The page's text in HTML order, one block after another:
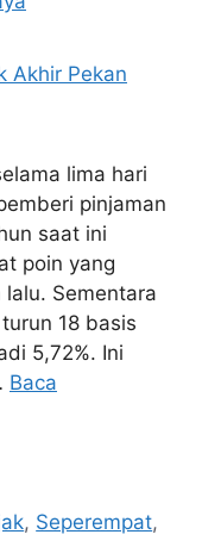
lima hari
pinjaman
saat ini
poin yang
Sementara
18 basis
5,72%. Ini
Baca
, Seperempat,